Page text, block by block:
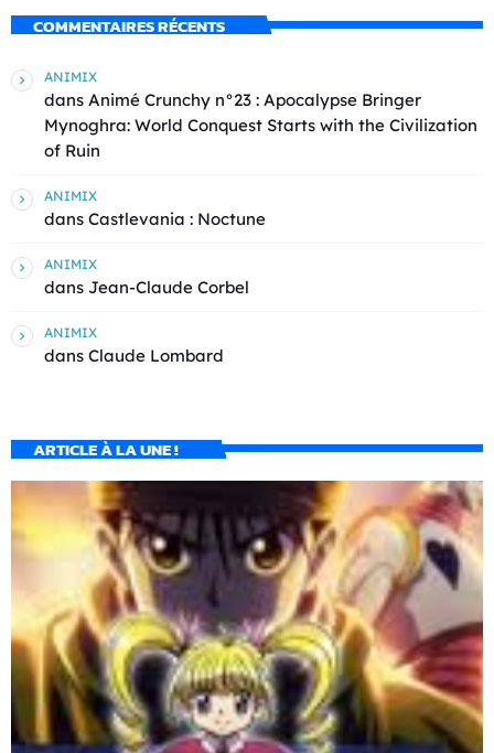
COMMENTAIRES RÉCENTS
ANIMIX
dans Animé Crunchy n°23 : Apocalypse Bringer
Mynoghra: World Conquest Starts with the Civilization
of Ruin
ANIMIX
dans Castlevania : Noctune
ANIMIX
dans Jean-Claude Corbel
ANIMIX
dans Claude Lombard
ARTICLE À LA UNE !